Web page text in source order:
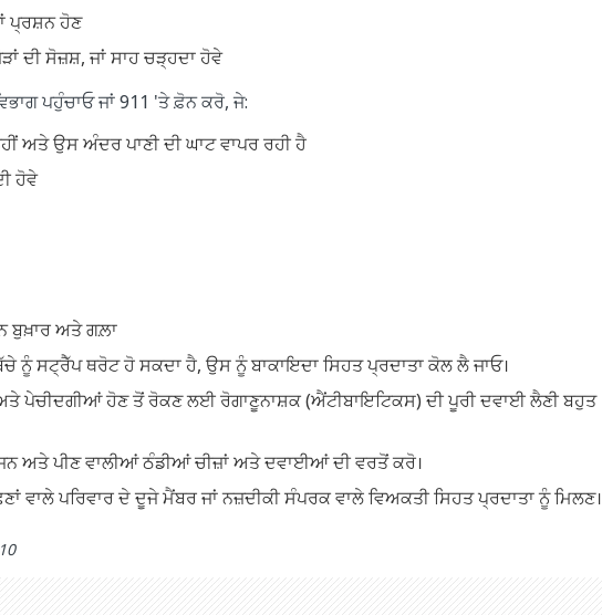
ਪ੍ਰਸ਼ਨ ਹੋਣ
ਦੀ ਸੋਜ਼ਸ਼, ਜਾਂ ਸਾਹ ਚੜ੍ਹਦਾ ਹੋਵੇ
ਪਹੁੰਚਾਓ ਜਾਂ 911 'ਤੇ ਫ਼ੋਨ ਕਰੋ, ਜੇ:
ਅਤੇ ਉਸ ਅੰਦਰ ਪਾਣੀ ਦੀ ਘਾਟ ਵਾਪਰ ਰਹੀ ਹੈ
ਹੋਵੇ
ਬੁਖ਼ਾਰ ਅਤੇ ਗਲ਼ਾ
ਨੂੰ ਸਟ੍ਰੈੱਪ ਥਰੋਟ ਹੋ ਸਕਦਾ ਹੈ, ਉਸ ਨੂੰ ਬਾਕਾਇਦਾ ਸਿਹਤ ਪ੍ਰਦਾਤਾ ਕੋਲ ਲੈ ਜਾਓ।
ਪੇਚੀਦਗੀਆਂ ਹੋਣ ਤੋਂ ਰੋਕਣ ਲਈ ਰੋਗਾਣੂਨਾਸ਼ਕ (ਐਂਟੀਬਾਇਟਿਕਸ) ਦੀ ਪੂਰੀ ਦਵਾਈ ਲੈਣੀ ਬਹੁਤ
ਅਤੇ ਪੀਣ ਵਾਲੀਆਂ ਠੰਡੀਆਂ ਚੀਜ਼ਾਂ ਅਤੇ ਦਵਾਈਆਂ ਦੀ ਵਰਤੋਂ ਕਰੋ।
ਵਾਲੇ ਪਰਿਵਾਰ ਦੇ ਦੂਜੇ ਮੈਂਬਰ ਜਾਂ ਨਜ਼ਦੀਕੀ ਸੰਪਰਕ ਵਾਲੇ ਵਿਅਕਤੀ ਸਿਹਤ ਪ੍ਰਦਾਤਾ ਨੂੰ ਮਿਲਣ।